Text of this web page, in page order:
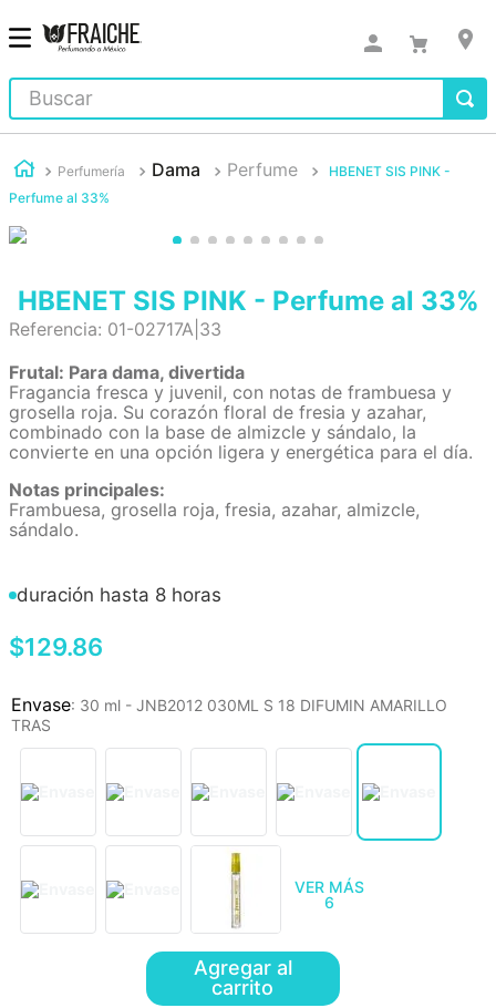
Buscar
Perfumería Dama Perfume
HBENET SIS PINK -
Perfume al 33%
HBENET SIS PINK - Perfume al 33%
Referencia: 01-02717A|33
Frutal: Para dama, divertida
Fragancia fresca y juvenil, con notas de frambuesa y
grosella roja. Su corazón floral de fresia y azahar,
combinado con la base de almizcle y sándalo, la
convierte en una opción ligera y energética para el día.
Notas principales:
Frambuesa, grosella roja, fresia, azahar, almizcle,
sándalo.
duración hasta 8 horas
$129.86
: 30 ml - JNB2012 030ML S 18 DIFUMIN AMARILLO
TRAS
VER MÁS
6
Agregar al
carrito